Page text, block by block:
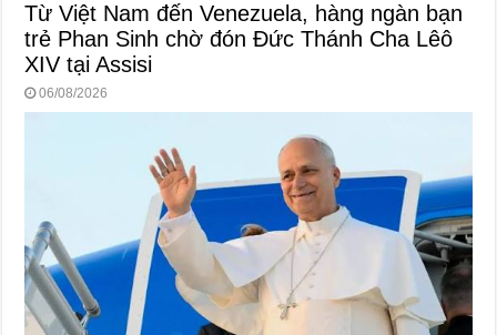
Từ Việt Nam đến Venezuela, hàng ngàn bạn
trẻ Phan Sinh chờ đón Đức Thánh Cha Lêô
XIV tại Assisi
06/08/2026